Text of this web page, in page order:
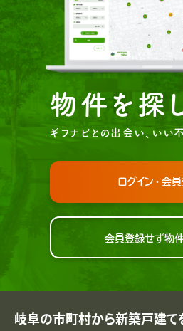
物件を探
ギフナビとの出会い、いい
ログイン・会
会員登録せず物
岐阜の市町村から新築戸建て